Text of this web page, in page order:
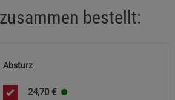
bestellt:
Absturz
24,70 €
Informationen anzeigen
(3)
Cookies
Informationen anzeigen